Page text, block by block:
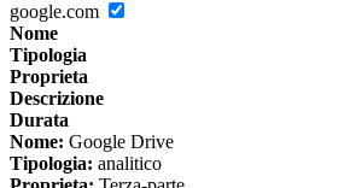
google.com
Nome
Tipologia
Proprieta
Descrizione
Durata
Nome: Google Drive
Tipologia: analitico